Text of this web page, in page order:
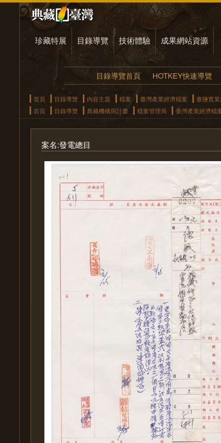
珍藏特展 目錄導覽 技術體驗 成果網站資源
目錄導覽首頁 HOTKEY快速導覽
首頁 目錄導覽 內容主題 檔案 臺灣產業經濟檔案
臺鹽實
首頁
目錄導覽 典藏機構與計畫 檔案管理局 臺灣產業經濟檔
案名:發電總目